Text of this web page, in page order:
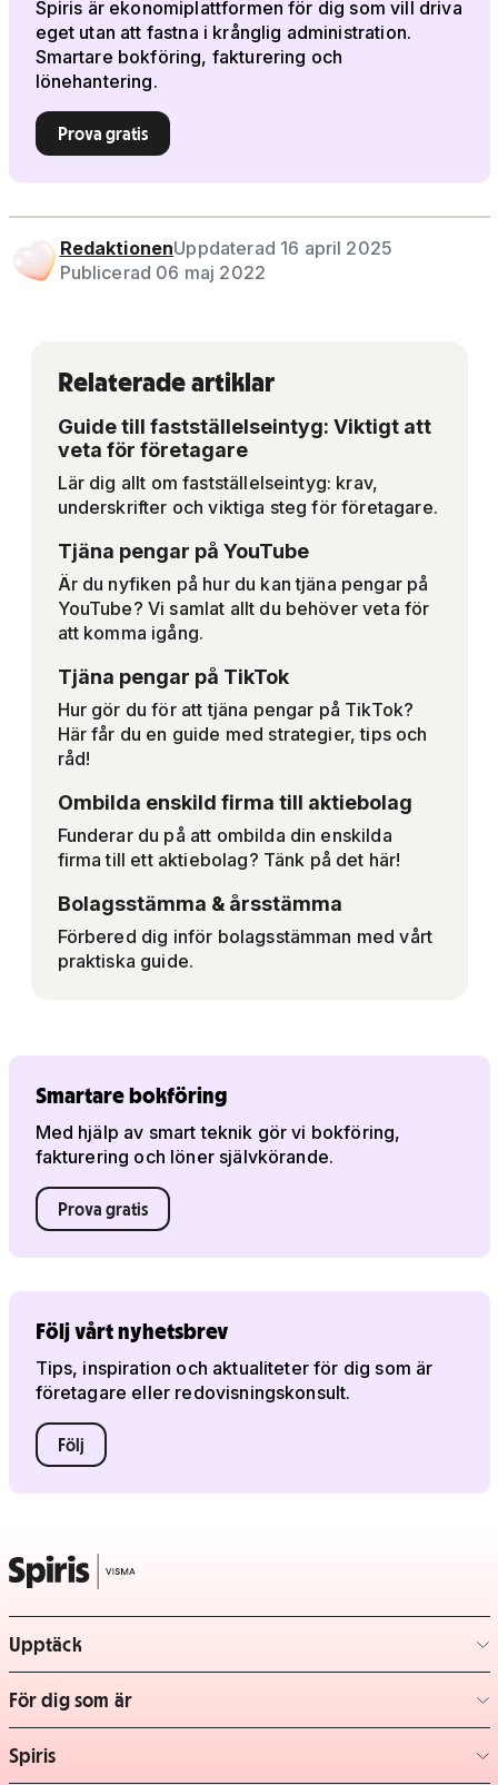
Spiris är ekonomiplattformen för dig som vill driva
eget utan att fastna i krånglig administration.
Smartare bokföring, fakturering och
lönehantering.
Prova gratis
RedaktionenUppdaterad 16 april 2025
Publicerad 06 maj 2022
Relaterade artiklar
Guide till fastställelseintyg: Viktigt att
veta för företagare
Lär dig allt om fastställelseintyg: krav,
underskrifter och viktiga steg för företagare.
Tjäna pengar på YouTube
Är du nyfiken på hur du kan tjäna pengar på
YouTube? Vi samlat allt du behöver veta för
att komma igång.
Tjäna pengar på TikTok
Hur gör du för att tjäna pengar på TikTok?
Här får du en guide med strategier, tips och
råd!
Ombilda enskild firma till aktiebolag
Funderar du på att ombilda din enskilda
firma till ett aktiebolag? Tänk på det här!
Bolagsstämma & årsstämma
Förbered dig inför bolagsstämman med vårt
praktiska guide.
Smartare bokföring
Med hjälp av smart teknik gör vi bokföring,
fakturering och löner självkörande.
Prova gratis
Följ vårt nyhetsbrev
Tips, inspiration och aktualiteter för dig som är
företagare eller redovisningskonsult.
Följ
Upptäck
– klicka för att expandera lista
För dig som är
– klicka för att expandera lista
Spiris
– klicka för att expandera lista